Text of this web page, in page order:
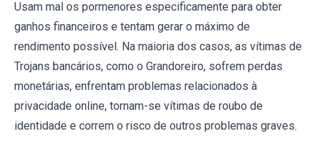
Usam mal os pormenores especificamente para obter
ganhos financeiros e tentam gerar o máximo de
rendimento possível. Na maioria dos casos, as vítimas de
Trojans bancários, como o Grandoreiro, sofrem perdas
monetárias, enfrentam problemas relacionados à
privacidade online, tornam-se vítimas de roubo de
identidade e correm o risco de outros problemas graves.